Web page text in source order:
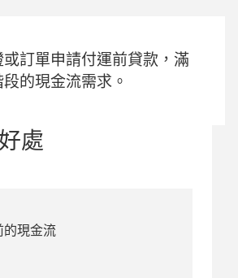
訂單申請付運前貸款，滿
的現金流需求。
處
的現金流